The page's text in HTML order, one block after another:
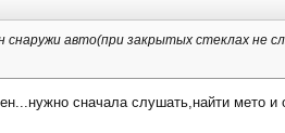
снаружи авто(при закрытых стеклах не
сначала слушать,найти мето